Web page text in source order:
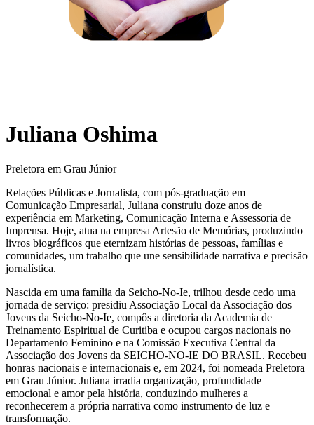
Juliana Oshima
Preletora em Grau Júnior
Relações Públicas e Jornalista, com pós-graduação em
Comunicação Empresarial, Juliana construiu doze anos de
experiência em Marketing, Comunicação Interna e Assessoria de
Imprensa. Hoje, atua na empresa Artesão de Memórias, produzindo
livros biográficos que eternizam histórias de pessoas, famílias e
comunidades, um trabalho que une sensibilidade narrativa e precisão
jornalística.
Nascida em uma família da Seicho-No-Ie, trilhou desde cedo uma
jornada de serviço: presidiu Associação Local da Associação dos
Jovens da Seicho-No-Ie, compôs a diretoria da Academia de
Treinamento Espiritual de Curitiba e ocupou cargos nacionais no
Departamento Feminino e na Comissão Executiva Central da
Associação dos Jovens da SEICHO-NO-IE DO BRASIL. Recebeu
honras nacionais e internacionais e, em 2024, foi nomeada Preletora
em Grau Júnior. Juliana irradia organização, profundidade
emocional e amor pela história, conduzindo mulheres a
reconhecerem a própria narrativa como instrumento de luz e
transformação.